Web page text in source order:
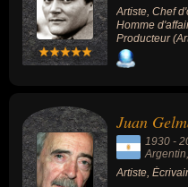
Artiste, Chef
Homme
Producteur
Juan
1930 -
Argentin
Artiste,